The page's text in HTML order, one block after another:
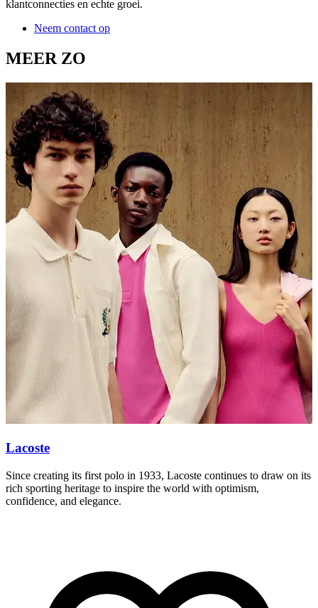
klantconnecties en echte groei.
Neem contact op
MEER ZO
Lacoste
Since creating its first polo in 1933, Lacoste continues to draw on its
rich sporting heritage to inspire the world with optimism,
confidence, and elegance.